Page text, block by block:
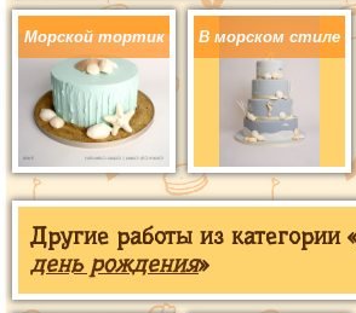
Морской тортик В морском стиле
Другие работы из категории «
день рождения»